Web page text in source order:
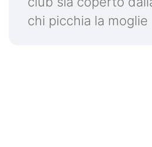
chi picchia la moglie